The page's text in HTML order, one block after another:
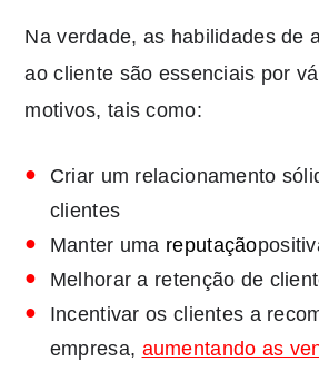
Na verdade, as habilidades de
ao cliente são essenciais por
motivos, tais como:
Criar um relacionamento
clientes
Manter uma reputação
Melhorar a retenção de
Incentivar os clientes a
empresa, aumentando as